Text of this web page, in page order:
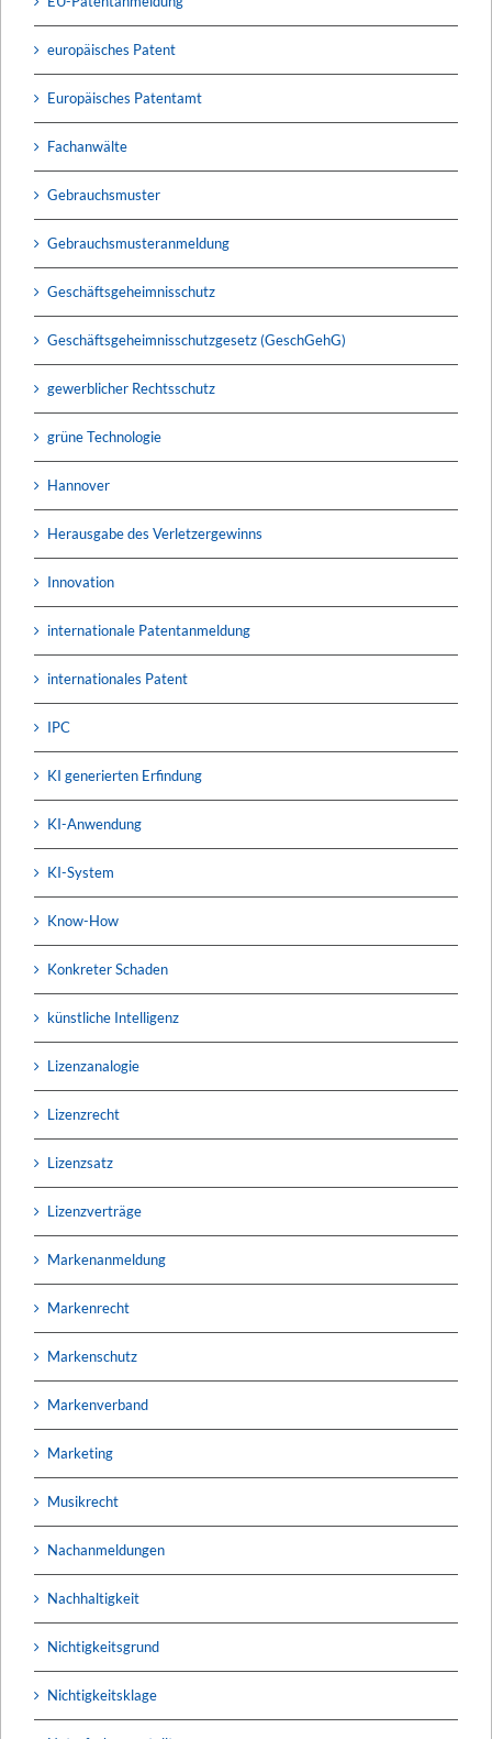
europäisches Patent
Europäisches Patentamt
Fachanwälte
Gebrauchsmuster
Gebrauchsmusteranmeldung
Geschäftsgeheimnisschutz
Geschäftsgeheimnisschutzgesetz (GeschGehG)
gewerblicher Rechtsschutz
grüne Technologie
Hannover
Herausgabe des Verletzergewinns
Innovation
internationale Patentanmeldung
internationales Patent
IPC
KI generierten Erfindung
KI-Anwendung
KI-System
Know-How
Konkreter Schaden
künstliche Intelligenz
Lizenzanalogie
Lizenzrecht
Lizenzsatz
Lizenzverträge
Markenanmeldung
Markenrecht
Markenschutz
Markenverband
Marketing
Musikrecht
Nachanmeldungen
Nachhaltigkeit
Nichtigkeitsgrund
Nichtigkeitsklage